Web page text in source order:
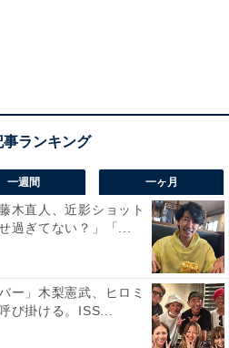
一週間 一ヶ月
木直人、近影ショット
過ぎてない？」「...
ー」木梨憲武、ヒロミ
び掛ける。ISS...